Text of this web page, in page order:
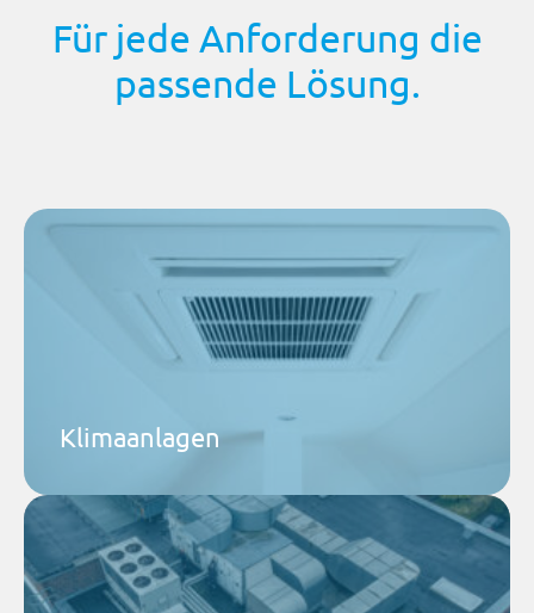
Für jede Anforderung die
passende Lösung.
Klimaanlagen
Airtec Kältetechnik GmbH
Ein gesundes Raumklima ist die Grundlage für
Wohlbefinden und Produktivität.
Airtec GmbH & Co. KG
Neubau oder Sanierung? Wir entwickeln